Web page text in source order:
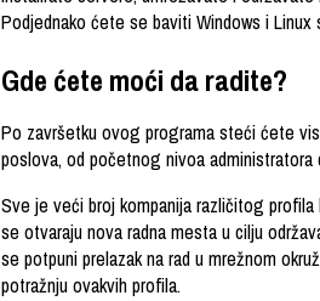
Podjednako ćete se baviti Windows i Linux
Gde ćete moći da radite?
Po završetku ovog programa steći ćete
poslova, od početnog nivoa
Sve je veći broj kompanija različitog
se otvaraju nova radna mesta u cilju
se potpuni prelazak na rad u mrežnom
potražnju ovakvih profila.